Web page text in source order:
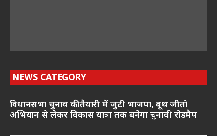
NEWS CATEGORY
विधानसभा चुनाव की तैयारी में जुटी भाजपा, बूथ जीतो
अभियान से लेकर विकास यात्रा तक बनेगा चुनावी रोडमैप